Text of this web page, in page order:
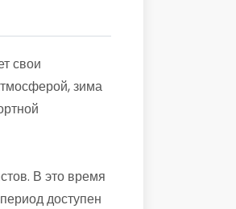
свои
зима
В это время
доступен